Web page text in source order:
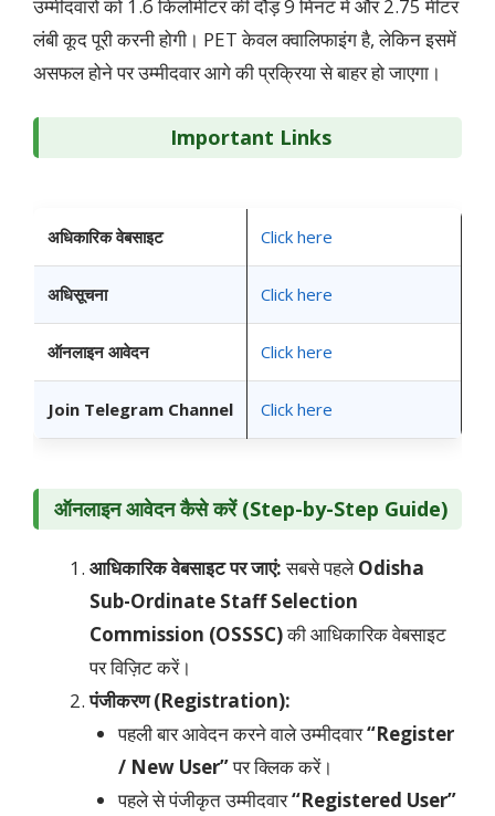
उम्मीदवारों को 1.6 किलोमीटर की दौड़ 9 मिनट में और 2.75 मीटर
लंबी कूद पूरी करनी होगी। PET केवल क्वालिफाइंग है, लेकिन इसमें
असफल होने पर उम्मीदवार आगे की प्रक्रिया से बाहर हो जाएगा।
Important Links
अधिकारिक वेबसाइट Click here
अधिसूचना Click here
ऑनलाइन आवेदन Click here
Join Telegram Channel Click here
ऑनलाइन आवेदन कैसे करें (Step-by-Step Guide)
आधिकारिक वेबसाइट पर जाएं:सबसे पहलेOdisha
Sub-Ordinate Staff Selection
Commission (OSSSC)की आधिकारिक वेबसाइट
पर विज़िट करें।
पंजीकरण (Registration):
पहली बार आवेदन करने वाले उम्मीदवार“Register
/ New User”पर क्लिक करें।
पहले से पंजीकृत उम्मीदवार“Registered User”